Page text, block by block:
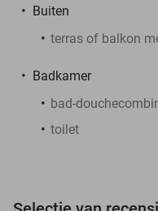
Buiten
terras of balkon
Badkamer
bad-
toilet